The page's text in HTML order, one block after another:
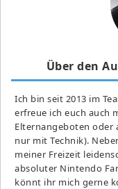
Über den
Ich bin seit 2013 im
erfreue ich euch auch
Elternangeboten oder
nur mit Technik).
meiner Freizeit
absoluter Nintendo
könnt ihr mich gerne